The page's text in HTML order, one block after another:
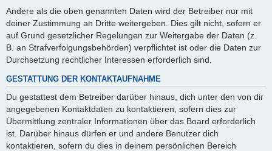
Andere als die oben genannten Daten wird der Betreiber nur mit
deiner Zustimmung an Dritte weitergeben. Dies gilt nicht, sofern er
auf Grund gesetzlicher Regelungen zur Weitergabe der Daten (z.
B. an Strafverfolgungsbehörden) verpflichtet ist oder die Daten zur
Durchsetzung rechtlicher Interessen erforderlich sind.
GESTATTUNG DER KONTAKTAUFNAHME
Du gestattest dem Betreiber darüber hinaus, dich unter den von dir
angegebenen Kontaktdaten zu kontaktieren, sofern dies zur
Übermittlung zentraler Informationen über das Board erforderlich
ist. Darüber hinaus dürfen er und andere Benutzer dich
kontaktieren, sofern du dies in deinem persönlichen Bereich